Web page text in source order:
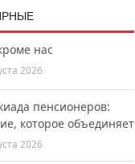
нас
2026
пенсионеров:
которое объединяет
2026